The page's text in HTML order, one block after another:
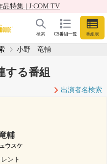
品特集 | J:COM TV
CS番組一覧 番組表
検索
小野 竜輔
る番組
出演者名検索
輔
ウスケ
ント